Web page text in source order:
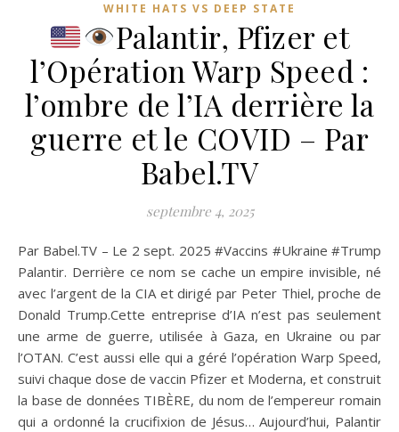
WHITE HATS VS DEEP STATE
Palantir, Pfizer et
l’Opération Warp Speed :
l’ombre de l’IA derrière la
guerre et le COVID – Par
Babel.TV
septembre 4, 2025
Par Babel.TV – Le 2 sept. 2025 #Vaccins #Ukraine #Trump
Palantir. Derrière ce nom se cache un empire invisible, né
avec l’argent de la CIA et dirigé par Peter Thiel, proche de
Donald Trump.Cette entreprise d’IA n’est pas seulement
une arme de guerre, utilisée à Gaza, en Ukraine ou par
l’OTAN. C’est aussi elle qui a géré l’opération Warp Speed,
suivi chaque dose de vaccin Pfizer et Moderna, et construit
la base de données TIBÈRE, du nom de l’empereur romain
qui a ordonné la crucifixion de Jésus… Aujourd’hui, Palantir